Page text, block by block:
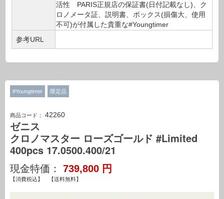
活性 PARIS正規店の保証書(日付記載なし)、ク
ロノメータ証、説明書、ボックス(損傷大、使用
不可)が付属した貴重な#Youngtimer
参考URL
#Youngtimer 限定品
商品コード： 42260
ゼニス
クロノマスター ローズゴールド #Limited
400pcs 17.0500.400/21
現金特価： 739,800 円
【消費税込】 【送料無料】